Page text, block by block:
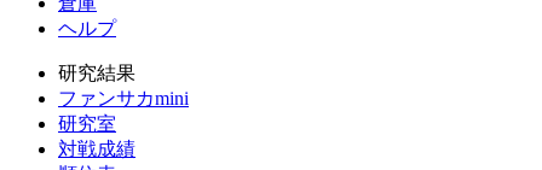
ヘルプ
研究結果
ファンサカmini
研究室
対戦成績